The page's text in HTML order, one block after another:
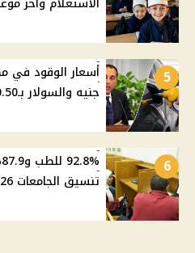
5
جنيه والسولار بـ20.50 جنيه
6
تنسيق الجامعات 2026 وأماكن المرحلة الثانية